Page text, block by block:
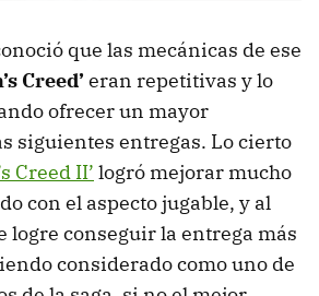
que las mecánicas de ese
Creed’ eran repetitivas y lo
ofrecer un mayor
siguientes entregas. Lo cierto
Creed II’ logró mejorar mucho
con el aspecto jugable, y al
logre conseguir la entrega más
considerado como uno de